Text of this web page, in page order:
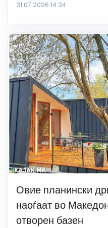
31.07.2026 14:34
Овие планински
наоѓаат во
отворен базен